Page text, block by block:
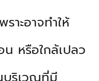
าะอาจทำให้
น หรือใกล้เปลว